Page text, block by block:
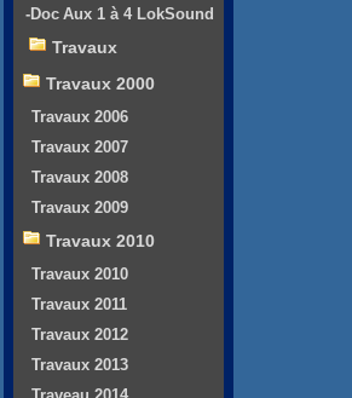
-Doc Aux 1 à 4 LokSound
Travaux
Travaux 2000
Travaux 2006
Travaux 2007
Travaux 2008
Travaux 2009
Travaux 2010
Travaux 2010
Travaux 2011
Travaux 2012
Travaux 2013